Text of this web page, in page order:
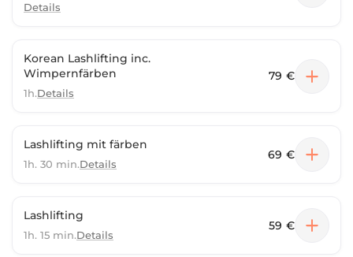
Details
Korean Lashlifting inc.
Wimpernfärben
1h.Details
79 €
Lashlifting mit färben
1h. 30 min.Details
69 €
Lashlifting
1h. 15 min.Details
59 €